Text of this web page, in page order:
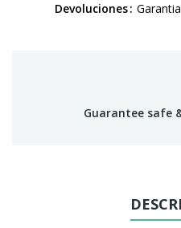
Devoluciones
Guarantee safe